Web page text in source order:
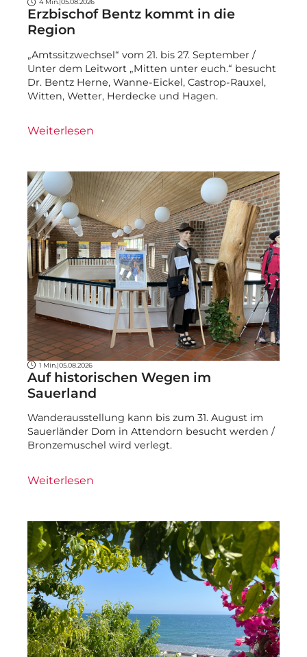
4 Min. |05.08.2026
Erzbischof Bentz kommt in die
Region
„Amtssitzwechsel“ vom 21. bis 27. September /
Unter dem Leitwort „Mitten unter euch.“ besucht
Dr. Bentz Herne, Wanne-Eickel, Castrop-Rauxel,
Witten, Wetter, Herdecke und Hagen.
Weiterlesen
1 Min. |05.08.2026
Auf historischen Wegen im
Sauerland
Wanderausstellung kann bis zum 31. August im
Sauerländer Dom in Attendorn besucht werden /
Bronzemuschel wird verlegt.
Weiterlesen